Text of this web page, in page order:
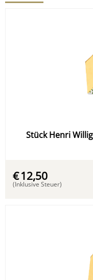
Stück Henri
€12,50
(Inklusive Steuer)